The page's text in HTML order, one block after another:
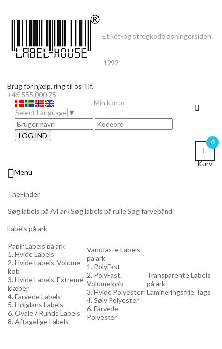
Etiket-og stregkodeløsningersiden
1992
Brug for hjælp, ring til os Tlf.
+45 555 000 75
Select Language ▼
LOG IND
0
Kurv
Min konto
Menu
TheFinder
Søg labels på A4 arkSøg labels på rulleSøg farvebånd
Labels på ark
Papir Labels på ark
1. Hvide Labels
2. Hvide Labels. Volume
køb
3. Hvide Labels. Extreme
klæber
4. Farvede Labels
5. Højglans Labels
6. Ovale / Runde Labels
8. Aftagelige Labels
Vandfaste Labels
på ark
1. PolyFast
2. PolyFast.
Volume køb
3. Hvide Polyester
4. Sølv Polyester
6. Farvede
Polyester
Transparente Labels
på ark
Lamineringsfrie Tags